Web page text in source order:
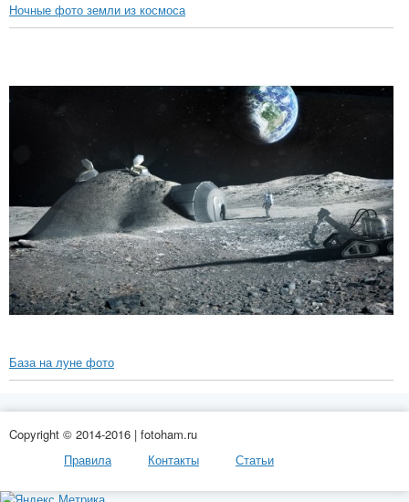
Ночные фото земли из космоса
База на луне фото
Copyright © 2014-2016 | fotoham.ru
Правила
Контакты Статьи